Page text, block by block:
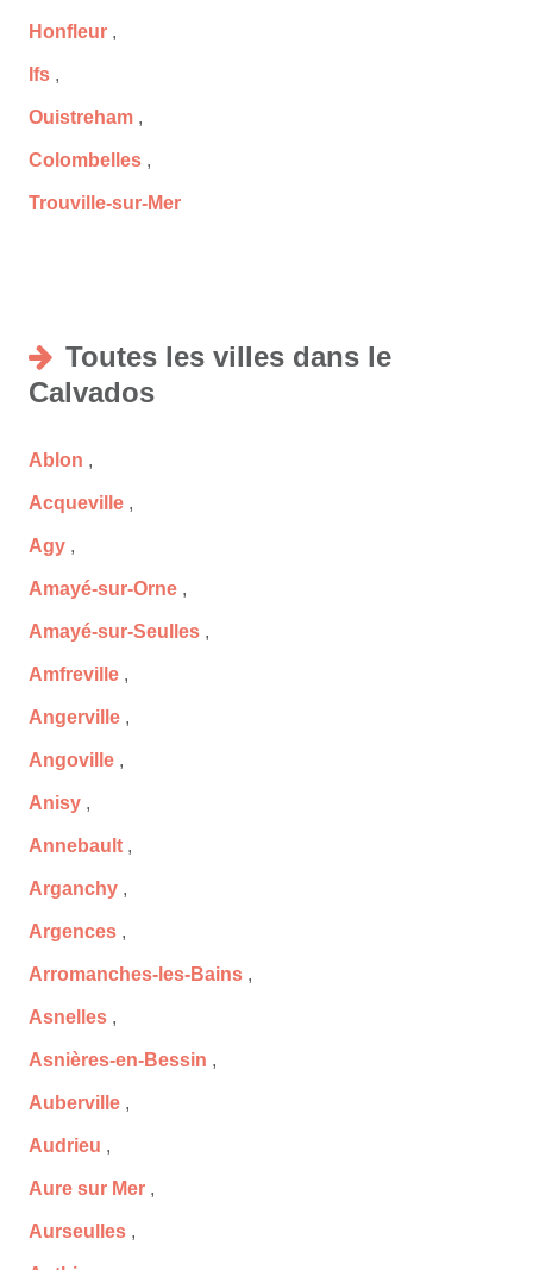
Honfleur ,
Ifs ,
Ouistreham ,
Colombelles ,
Trouville-sur-Mer
Toutes les villes dans le
Calvados
Ablon ,
Acqueville ,
Agy ,
Amayé-sur-Orne ,
Amayé-sur-Seulles ,
Amfreville ,
Angerville ,
Angoville ,
Anisy ,
Annebault ,
Arganchy ,
Argences ,
Arromanches-les-Bains ,
Asnelles ,
Asnières-en-Bessin ,
Auberville ,
Audrieu ,
Aure sur Mer ,
Aurseulles ,